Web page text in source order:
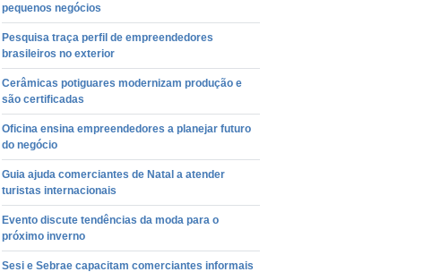
pequenos negócios
Pesquisa traça perfil de empreendedores
brasileiros no exterior
Cerâmicas potiguares modernizam produção e
são certificadas
Oficina ensina empreendedores a planejar futuro
do negócio
Guia ajuda comerciantes de Natal a atender
turistas internacionais
Evento discute tendências da moda para o
próximo inverno
Sesi e Sebrae capacitam comerciantes informais